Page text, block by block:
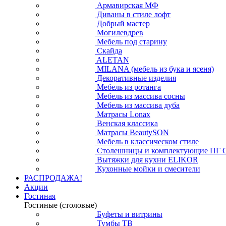
Армавирская МФ
Диваны в стиле лофт
Добрый мастер
Могилевдрев
Мебель под старину
Скайда
ALETAN
MILANA (мебель из бука и ясеня)
Декоративные изделия
Мебель из ротанга
Мебель из массива сосны
Мебель из массива дуба
Матрасы Lonax
Венская классика
Матрасы BeautySON
Мебель в классическом стиле
Столешницы и комплектующие ПГ
Вытяжки для кухни ELIKOR
Кухонные мойки и смесители
РАСПРОДАЖА!
Акции
Гостиная
Гостиные (столовые)
Буфеты и витрины
Тумбы ТВ